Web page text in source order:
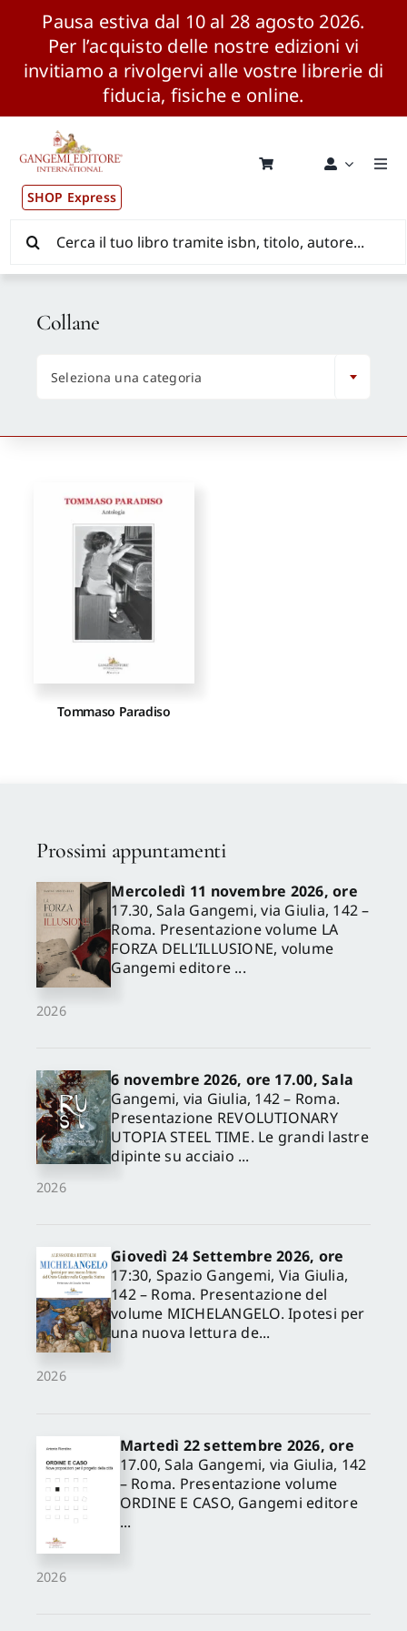
Pausa estiva dal 10 al 28 agosto 2026.
Per l’acquisto delle nostre edizioni vi
invitiamo a rivolgervi alle vostre librerie di
fiducia, fisiche e online.
contenuto
SHOP Express
Pubblicazioni
News ed Eventi
Distribuzione Wolrdwide
CONSIP / MEPA / ANVUR / CINECA
Autori
Proposte di pubblicazione
Gangemi Editore
Newsletter
per:
Tommaso Paradiso
Collane
Seleziona una categoria
Prossimi appuntamenti
2026
Mercoledì 11 novembre 2026, ore
17.30, Sala Gangemi, via Giulia, 142 –
Roma. Presentazione volume LA
FORZA DELL’ILLUSIONE, volume
Gangemi editore ...
2026
6 novembre 2026, ore 17.00, Sala
Gangemi, via Giulia, 142 – Roma.
Presentazione REVOLUTIONARY
UTOPIA STEEL TIME. Le grandi lastre
dipinte su acciaio ...
2026
Giovedì 24 Settembre 2026, ore
17:30, Spazio Gangemi, Via Giulia,
142 – Roma. Presentazione del
volume MICHELANGELO. Ipotesi per
una nuova lettura de...
2026
Martedì 22 settembre 2026, ore
17.00, Sala Gangemi, via Giulia, 142
– Roma. Presentazione volume
ORDINE E CASO, Gangemi editore
...